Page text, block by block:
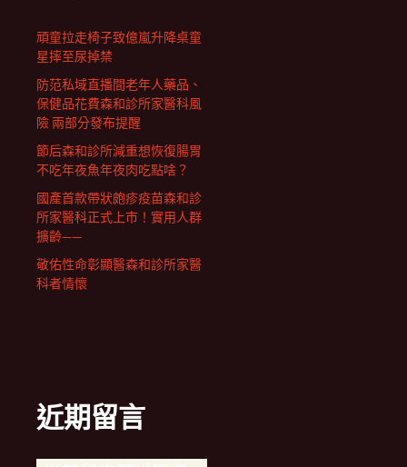
頑童拉走椅子致億嵐升降桌童
星摔至尿掉禁
防范私域直播間老年人藥品、
保健品花費森和診所家醫科風
險 兩部分發布提醒
節后森和診所減重想恢復腸胃
不吃年夜魚年夜肉吃點啥？
國產首款帶狀皰疹疫苗森和診
所家醫科正式上市！實用人群
擴齡——
敬佑性命彰顯醫森和診所家醫
科者情懷
近期留言